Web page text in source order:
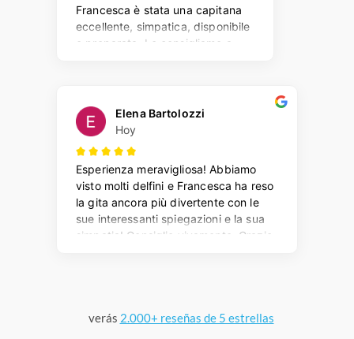
verás 2.000+ reseñas de 5 estrellas